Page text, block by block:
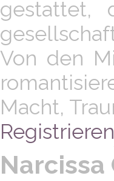
gestattet,
Von den
Macht,
Registrieren
Narcissa